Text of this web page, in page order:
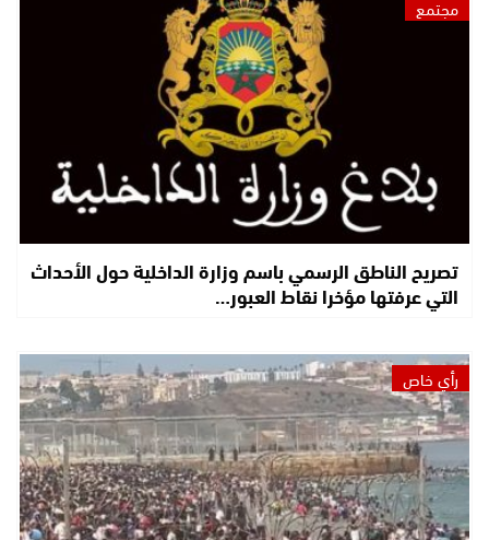
مجتمع
تصريح الناطق الرسمي باسم وزارة الداخلية حول الأحداث
التي عرفتها مؤخرا نقاط العبور…
رأي خاص